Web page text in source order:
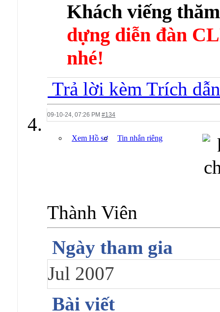
Khách viếng
dựng diễn đàn
nhé!
Trả lời kèm Trích dẫn
09-10-24, 07:26 PM #134
Xem Hồ sơ Tin nhắn riêng
Thành Viên
Ngày tham gia
Jul 2007
Bài viết